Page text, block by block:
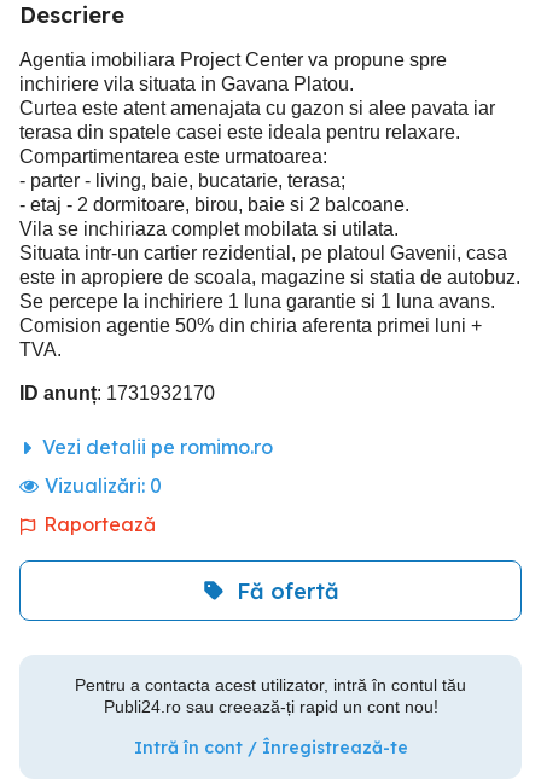
Descriere
Agentia imobiliara Project Center va propune spre
inchiriere vila situata in Gavana Platou.
Curtea este atent amenajata cu gazon si alee pavata iar
terasa din spatele casei este ideala pentru relaxare.
Compartimentarea este urmatoarea:
- parter - living, baie, bucatarie, terasa;
- etaj - 2 dormitoare, birou, baie si 2 balcoane.
Vila se inchiriaza complet mobilata si utilata.
Situata intr-un cartier rezidential, pe platoul Gavenii, casa
este in apropiere de scoala, magazine si statia de autobuz.
Se percepe la inchiriere 1 luna garantie si 1 luna avans.
Comision agentie 50% din chiria aferenta primei luni +
TVA.
ID anunț: 1731932170
Vezi detalii pe romimo.ro
Vizualizări: 0
Raportează
Fă ofertă
Pentru a contacta acest utilizator, intră în contul tău
Publi24.ro sau creează-ți rapid un cont nou!
Intră în cont / Înregistrează-te